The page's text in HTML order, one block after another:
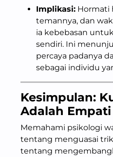
Implikasi: Hormati
temannya, dan
ia kebebasan
sendiri. Ini
percaya padanya
sebagai individu
Kesimpulan:
Adalah
Memahami psikologi
tentang menguasai
tentang